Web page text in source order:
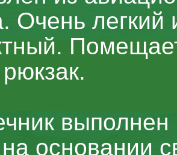
Очень легкий
выполнен
основании